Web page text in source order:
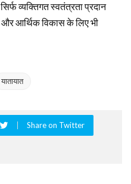
व्यक्तिगत स्वतंत्रता प्रदान
और आर्थिक विकास के लिए भी
यातायात
Share on Twitter